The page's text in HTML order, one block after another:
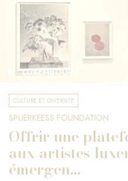
LUXEMBOURG
CULTURE ET DIVERSITÉ
SPUERKEESS FOUNDATION
Offrir une
aux artistes
émergen...